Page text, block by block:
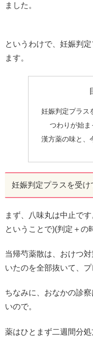
ました。
というわけで、妊娠判
ます。
妊娠判定プラス
つわりが始ま
漢方薬の味と、
妊娠判定プラスを受
まず、八味丸は中止で
ということで)(判定＋の
当帰芍薬散は、おけつ
いたのを全部抜いて、プ
ちなみに、おなかの診
いので。
薬はひとまず二週間分